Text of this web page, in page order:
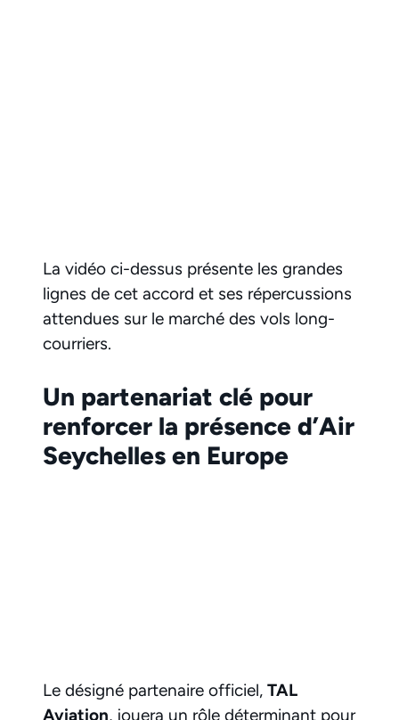
La vidéo ci-dessus présente les grandes
lignes de cet accord et ses répercussions
attendues sur le marché des vols long-
courriers.
Un partenariat clé pour
renforcer la présence d’Air
Seychelles en Europe
Le désigné partenaire officiel, TAL
Aviation, jouera un rôle déterminant pour